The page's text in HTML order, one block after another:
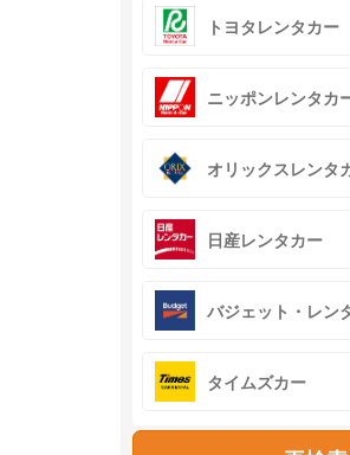
トヨタレンタカー
ニッポンレンタカ
オリックスレンタ
日産レンタカー
バジェット・レン
タイムズカー